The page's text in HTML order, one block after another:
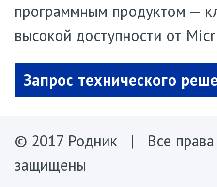
программным продуктом —
высокой доступности от
Запрос технического
© 2017 Родник | Все права
защищены